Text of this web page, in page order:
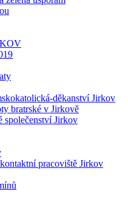
děkanství Jirkov
bratrské v Jirkově
společenství Jirkov
pracoviště Jirkov